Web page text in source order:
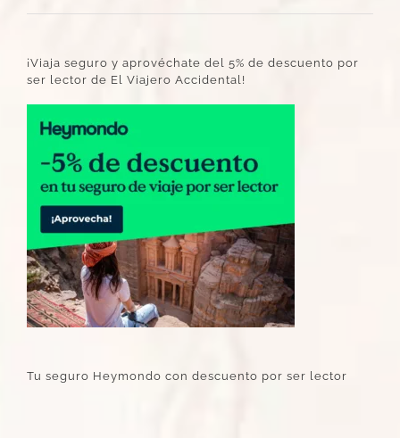
¡Viaja seguro y aprovéchate del 5% de descuento por
ser lector de El Viajero Accidental!
Tu seguro Heymondo con descuento por ser lector